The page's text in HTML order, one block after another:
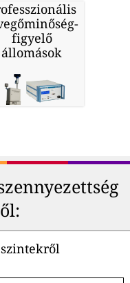
figyelő
állomások